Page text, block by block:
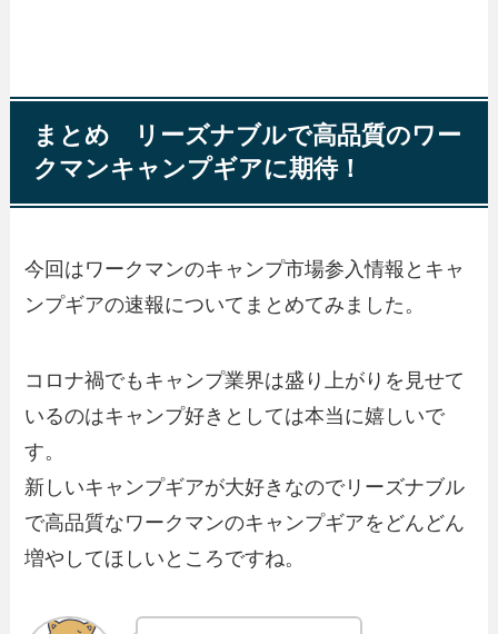
まとめ リーズナブルで高品質のワー
クマンキャンプギアに期待！
今回はワークマンのキャンプ市場参入情報とキャ
ンプギアの速報についてまとめてみました。
コロナ禍でもキャンプ業界は盛り上がりを見せて
いるのはキャンプ好きとしては本当に嬉しいで
す。
新しいキャンプギアが大好きなのでリーズナブル
で高品質なワークマンのキャンプギアをどんどん
増やしてほしいところですね。